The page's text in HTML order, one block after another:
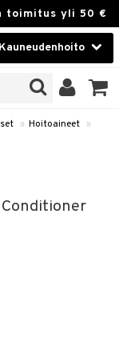
toimitus yli 50 €
Kauneudenhoito
» Hoitoaineet »
Conditioner